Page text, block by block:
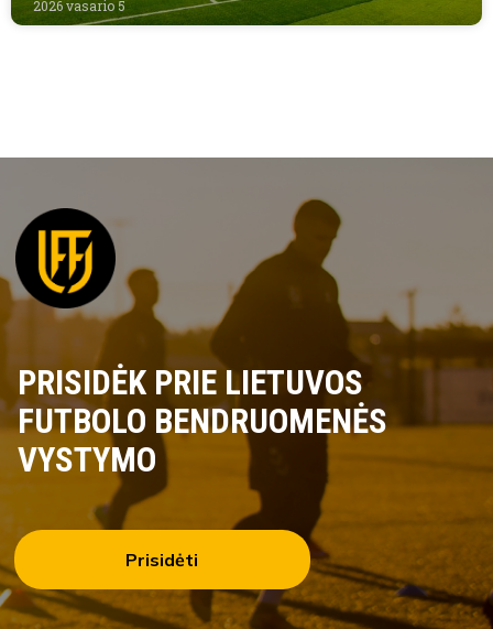
2026 vasario 5
PRISIDĖK PRIE LIETUVOS
FUTBOLO BENDRUOMENĖS
VYSTYMO
Prisidėti